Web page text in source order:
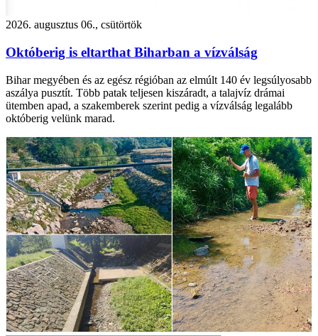
2026. augusztus 06., csütörtök
Októberig is eltarthat Biharban a vízválság
Bihar megyében és az egész régióban az elmúlt 140 év legsúlyosabb
aszálya pusztít. Több patak teljesen kiszáradt, a talajvíz drámai
ütemben apad, a szakemberek szerint pedig a vízválság legalább
októberig velünk marad.